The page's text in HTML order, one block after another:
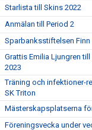
Starlista till Skins 2022
Anmälan till Period 2
Sparbanksstiftelsen Finn
Grattis Emilia Ljungren
2023
Träning och infektioner-
SK Triton
Mästerskapsplatserna
Föreningsvecka under